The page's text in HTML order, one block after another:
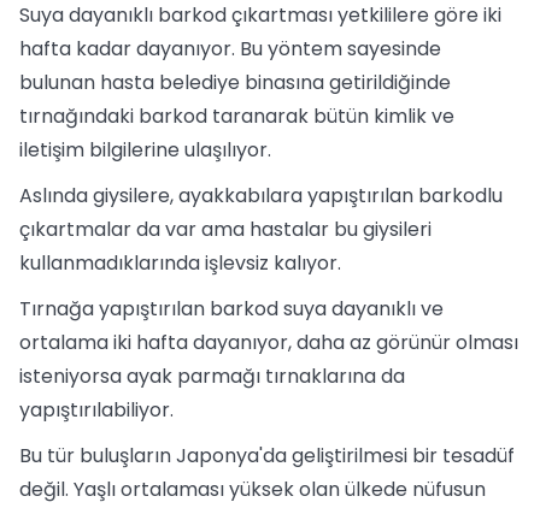
Suya dayanıklı barkod çıkartması yetkililere göre iki
hafta kadar dayanıyor. Bu yöntem sayesinde
bulunan hasta belediye binasına getirildiğinde
tırnağındaki barkod taranarak bütün kimlik ve
iletişim bilgilerine ulaşılıyor.
Aslında giysilere, ayakkabılara yapıştırılan barkodlu
çıkartmalar da var ama hastalar bu giysileri
kullanmadıklarında işlevsiz kalıyor.
Tırnağa yapıştırılan barkod suya dayanıklı ve
ortalama iki hafta dayanıyor, daha az görünür olması
isteniyorsa ayak parmağı tırnaklarına da
yapıştırılabiliyor.
Bu tür buluşların Japonya'da geliştirilmesi bir tesadüf
değil. Yaşlı ortalaması yüksek olan ülkede nüfusun